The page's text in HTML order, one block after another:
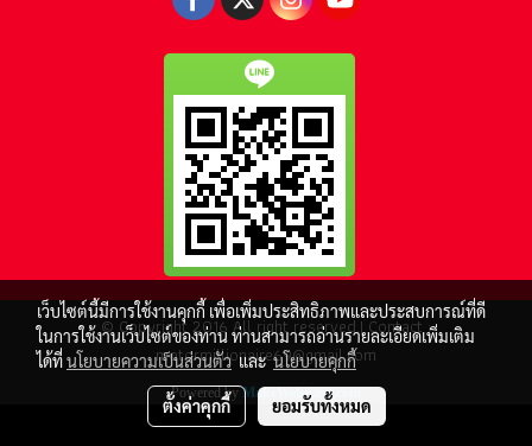
© Copyright 2016 All right reserved.| Contact :
motormillionaire69@gmail.com
Powered byMakeWebEasy.com
เว็บไซต์นี้มีการใช้งานคุกกี้ เพื่อเพิ่มประสิทธิภาพและประสบการณ์ที่ดี
ในการใช้งานเว็บไซต์ของท่าน ท่านสามารถอ่านรายละเอียดเพิ่มเติม
ได้ที่นโยบายความเป็นส่วนตัวและนโยบายคุกกี้
ตั้งค่าคุกกี้ ยอมรับทั้งหมด